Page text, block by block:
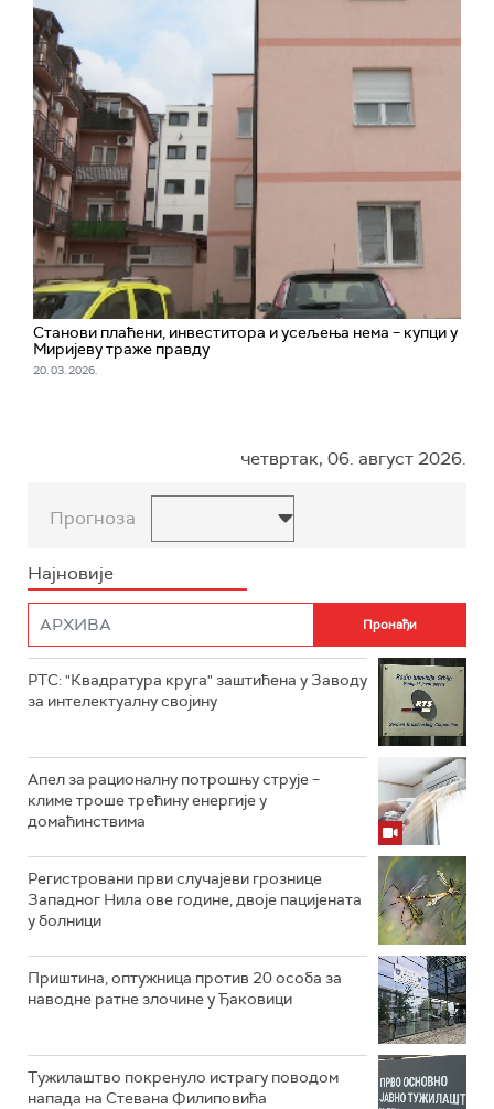
Станови плаћени, инвеститора и усељења нема – купци у
Миријеву траже правду
20. 03. 2026.
четвртак, 06. август 2026.
Прогноза
Најновије
РТС: "Квадратура круга" заштићена у Заводу
за интелектуалну својину
Апел за рационалну потрошњу струје –
климе троше трећину енергије у
домаћинствима
Регистровани први случајеви грознице
Западног Нила ове године, двоје пацијената
у болници
Приштина, оптужница против 20 особа за
наводне ратне злочине у Ђаковици
Тужилаштво покренуло истрагу поводом
напада на Стевана Филиповића